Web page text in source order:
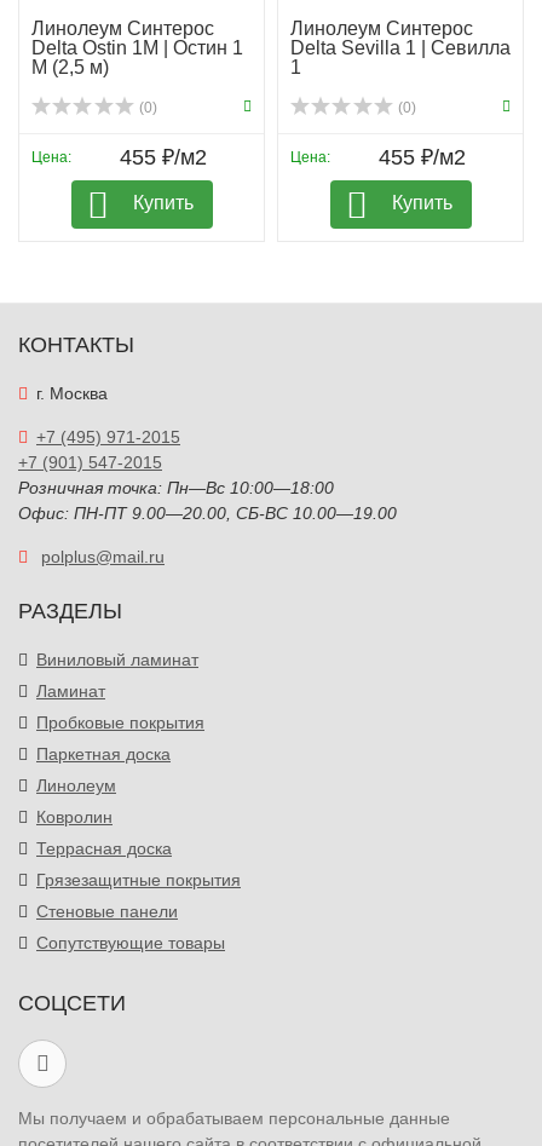
Линолеум Синтерос
Delta Ostin 1M | Остин 1
М (2,5 м)
(0)
Цена: 455 ₽/м2
Купить
Линолеум Синтерос
Delta Sevilla 1 | Севилла
1
(0)
Цена: 455 ₽/м2
Купить
КОНТАКТЫ
г. Москва
+7 (495) 971-2015
+7 (901) 547-2015
Розничная точка: Пн—Вс 10:00—18:00
Офис: ПН-ПТ 9.00—20.00, СБ-ВС 10.00—19.00
polplus@mail.ru
РАЗДЕЛЫ
Виниловый ламинат
Ламинат
Пробковые покрытия
Паркетная доска
Линолеум
Ковролин
Террасная доска
Грязезащитные покрытия
Стеновые панели
Сопутствующие товары
СОЦСЕТИ
Мы получаем и обрабатываем персональные данные